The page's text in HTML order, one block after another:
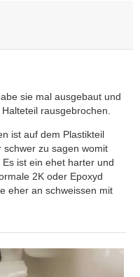
sie mal ausgebaut und
rausgebrochen.
ist auf dem Plastikteil
zu sagen womit
ist ein ehet harter und
2K oder Epoxyd
eher an schweissen mit